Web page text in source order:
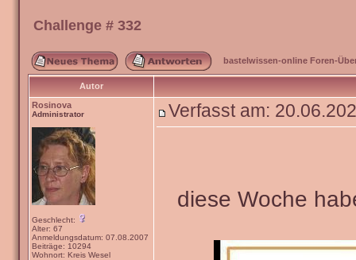
Challenge # 332
bastelwissen-online Foren-
Autor
Rosinova
Administrator
Geschlecht:
Alter: 67
Anmeldungsdatum: 07.08.2007
Beiträge: 10294
Wohnort: Kreis Wesel
Verfasst am:
diese Woche